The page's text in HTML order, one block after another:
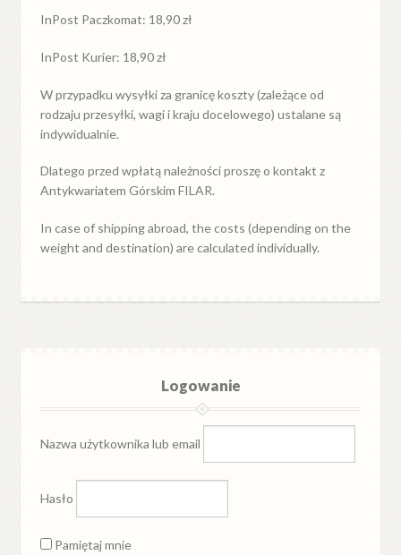
InPost Paczkomat: 18,90 zł
InPost Kurier: 18,90 zł
W przypadkuwysyłkiza granicękoszty (zależące od
rodzaju przesyłki, wagi i kraju docelowego) ustalane są
indywidualnie.
Dlatego przed wpłatą należności proszę o kontakt z
Antykwariatem Górskim FILAR.
In case of shipping abroad, the costs (depending on the
weight and destination) are calculated individually.
Logowanie
Nazwa użytkownika lub email
Hasło
Pamiętaj mnie